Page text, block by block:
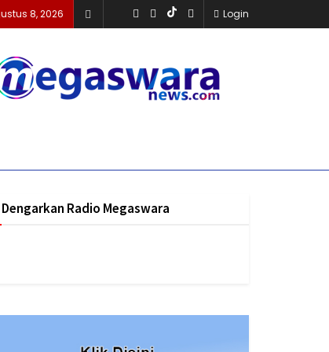
8, 2026 Login
Radio Megaswara